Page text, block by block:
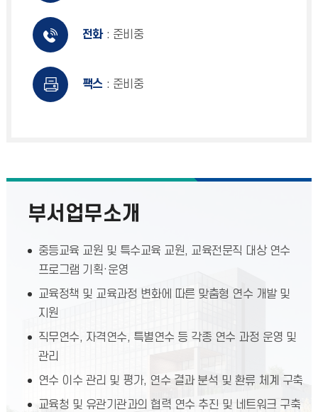
전화 : 준비중
팩스 : 준비중
부서업무소개
중등교육 교원 및 특수교육 교원, 교육전문직 대상 연수
프로그램 기획·운영
교육정책 및 교육과정 변화에 따른 맞춤형 연수 개발 및
지원
직무연수, 자격연수, 특별연수 등 각종 연수 과정 운영 및
관리
연수 이수 관리 및 평가, 연수 결과 분석 및 환류 체계 구축
교육청 및 유관기관과의 협력 연수 추진 및 네트워크 구축